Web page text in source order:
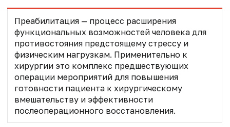
Преабилитация — процесс расширения
функциональных возможностей человека для
противостояния предстоящему стрессу и
физическим нагрузкам. Применительно к
хирургии это комплекс предшествующих
операции мероприятий для повышения
готовности пациента к хирургическому
вмешательству и эффективности
послеоперационного восстановления.